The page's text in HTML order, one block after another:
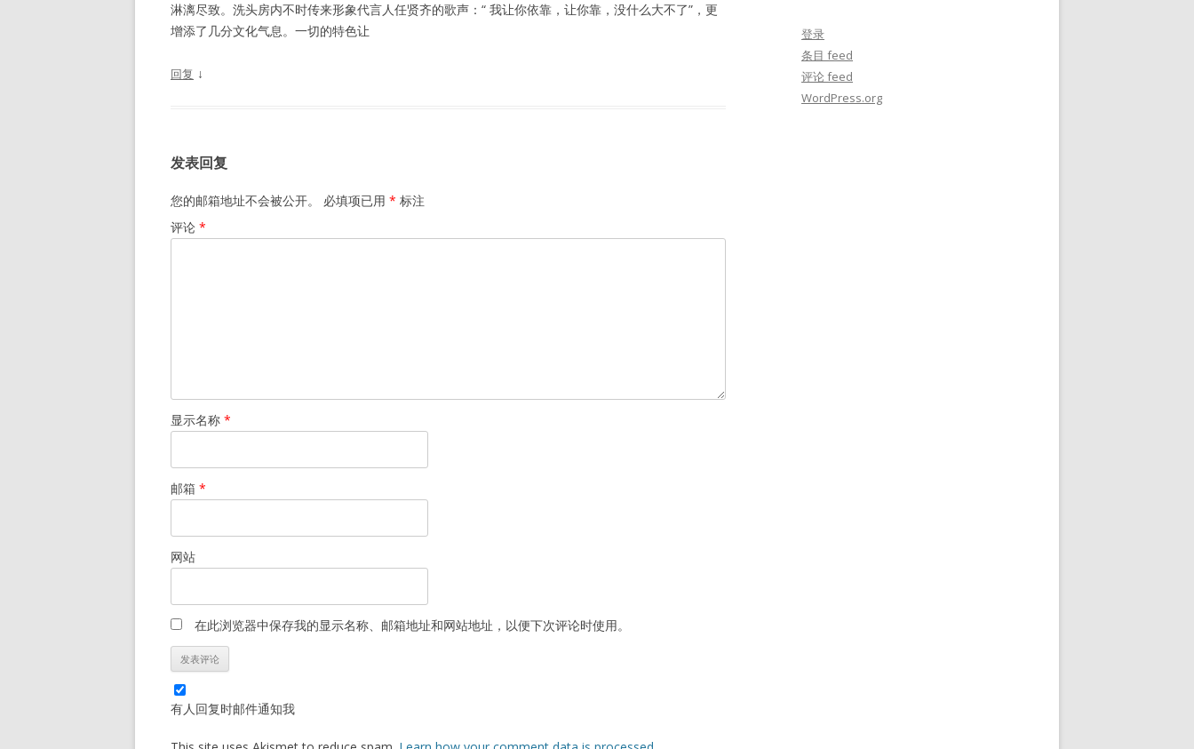
淋漓尽致。洗头房内不时传来形象代言人任贤齐的歌声：“ 我让你依靠，让你靠，没什么大不了”，更
增添了几分文化气息。一切的特色让
回复 ↓
发表回复
您的邮箱地址不会被公开。 必填项已用 * 标注
评论 *
显示名称 *
邮箱 *
网站
在此浏览器中保存我的显示名称、邮箱地址和网站地址，以便下次评论时使用。
有人回复时邮件通知我
登录
条目 feed
评论 feed
WordPress.org